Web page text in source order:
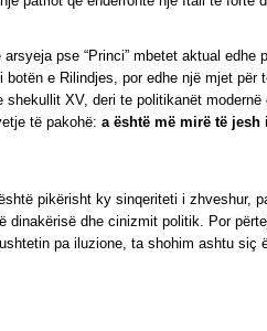
arsyeja pse “Princi” mbetet aktual
botën e Rilindjes, por edhe një mjet
shekullit XV, deri te politikanët
të pakohë: a është më mirë të
pikërisht ky sinqeriteti i zhveshur,
dinakërisë dhe cinizmit politik. Por
pa iluzione, ta shohim ashtu